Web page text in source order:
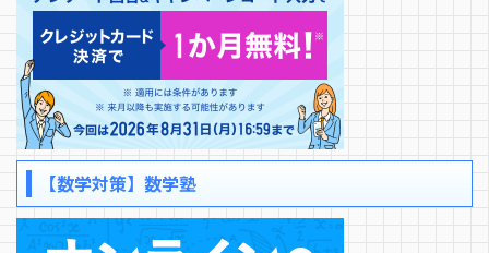
【数学対策】数学塾